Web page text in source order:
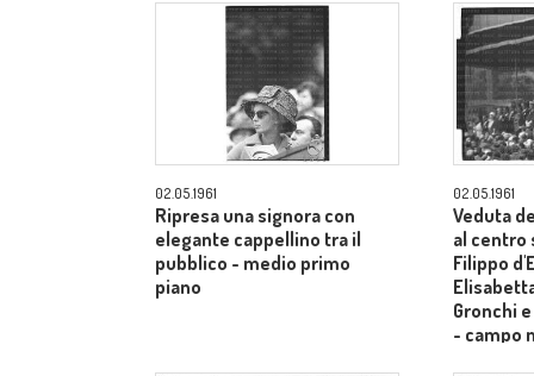
02.05.1961
Ripresa una signora con
elegante cappellino tra il
pubblico - medio primo
piano
02.05.1961
Veduta
al centro
Filippo
Gronchi
- campo